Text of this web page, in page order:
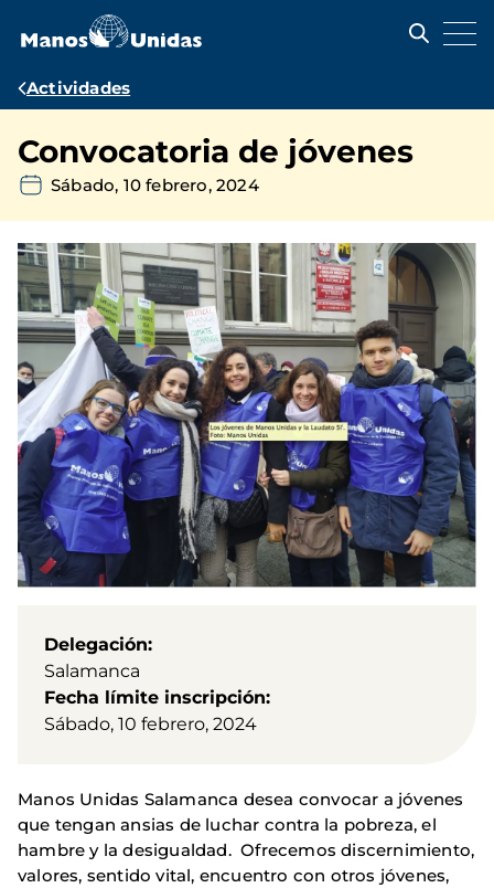
contenido
Ruta
navegación
Actividades
Convocatoria de jóvenes
Sábado, 10 febrero, 2024
Delegación
Salamanca
Fecha límite inscripción
Sábado, 10 febrero, 2024
Manos Unidas Salamanca desea convocar a jóvenes
que tengan ansias de luchar contra la pobreza, el
hambre y la desigualdad. Ofrecemos discernimiento,
valores, sentido vital, encuentro con otros jóvenes,